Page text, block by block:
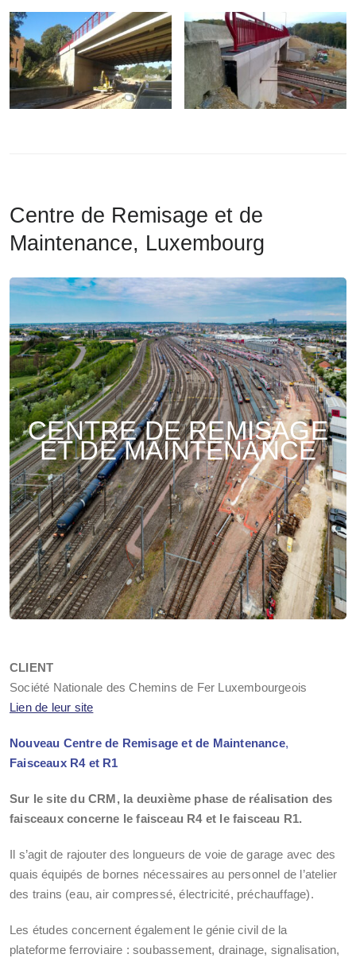
Centre de Remisage et de
Maintenance, Luxembourg
CENTRE DE REMISAGE
ET DE MAINTENANCE
CLIENT
Société Nationale des Chemins de Fer Luxembourgeois
Lien de leur site
Nouveau Centre de Remisage et de Maintenance,
Faisceaux R4 et R1
Sur le site du CRM, la deuxième phase de réalisation des
faisceaux concerne le faisceau R4 et le faisceau R1.
Il s’agit de rajouter des longueurs de voie de garage avec des
quais équipés de bornes nécessaires au personnel de l’atelier
des trains (eau, air compressé, électricité, préchauffage).
Les études concernent également le génie civil de la
plateforme ferroviaire : soubassement, drainage, signalisation,